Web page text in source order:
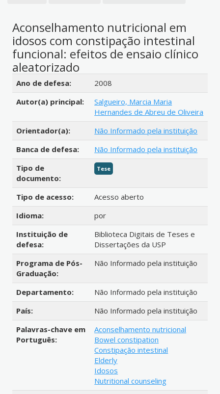
Aconselhamento nutricional em
idosos com constipação intestinal
funcional: efeitos de ensaio clínico
aleatorizado
Detalhes bibliográficos
Ano de defesa:
2008
Autor(a) principal:
Salgueiro, Marcia Maria
Hernandes de Abreu de Oliveira
Orientador(a):
Não Informado pela instituição
Banca de defesa:
Não Informado pela instituição
Tipo de
documento:
Tese
Tipo de acesso:
Acesso aberto
Idioma:
por
Instituição de
defesa:
Biblioteca Digitais de Teses e
Dissertações da USP
Programa de Pós-
Graduação:
Não Informado pela instituição
Departamento:
Não Informado pela instituição
País:
Não Informado pela instituição
Palavras-chave em
Português:
Aconselhamento nutricional
Bowel constipation
Constipação intestinal
Elderly
Idosos
Nutritional counseling